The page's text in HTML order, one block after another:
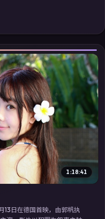
1:18:41
13日在德国首映，由郭帆执